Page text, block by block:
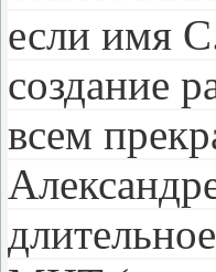
если имя
создание
всем